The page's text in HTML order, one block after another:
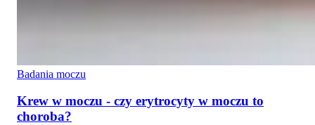
Badania moczu
Krew w moczu - czy erytrocyty w moczu to
choroba?